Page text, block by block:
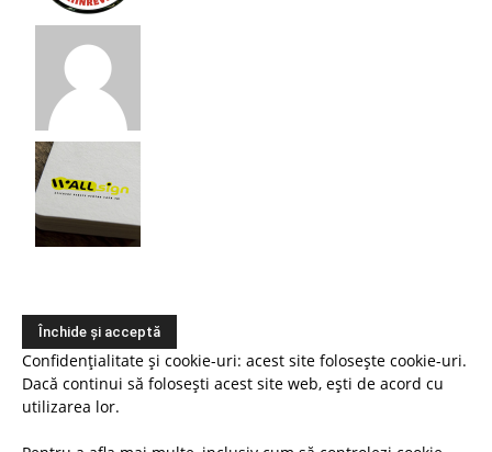
Confidențialitate și cookie-uri: acest site folosește cookie-uri.
Dacă continui să folosești acest site web, ești de acord cu
utilizarea lor.